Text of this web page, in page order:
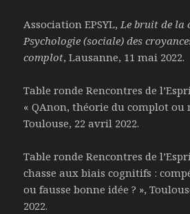
Association EPSYL,Le bruit de la
Psychologie (sociale) des
complot, Lausanne, 11 mai 2022.
Table ronde Rencontres de
« QAnon, théorie du complot ou
Toulouse, 22 avril 2022.
Table ronde Rencontres de
chasse aux biais cognitifs :
ou fausse bonne idée ? »,
2022.